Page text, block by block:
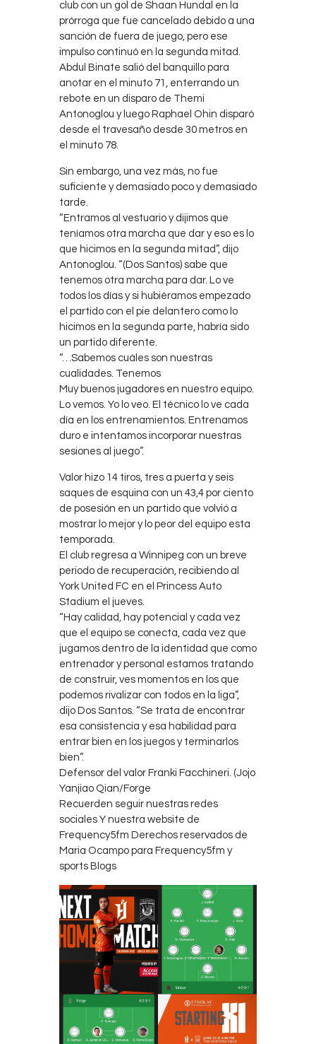
club con un gol de Shaan Hundal en la
prórroga que fue cancelado debido a una
sanción de fuera de juego, pero ese
impulso continuó en la segunda mitad.
Abdul Binate salió del banquillo para
anotar en el minuto 71, enterrando un
rebote en un disparo de Themi
Antonoglou y luego Raphael Ohin disparó
desde el travesaño desde 30 metros en
el minuto 78.
Sin embargo, una vez más, no fue
suficiente y demasiado poco y demasiado
tarde.
“Entramos al vestuario y dijimos que
teníamos otra marcha que dar y eso es lo
que hicimos en la segunda mitad”, dijo
Antonoglou. “(Dos Santos) sabe que
tenemos otra marcha para dar. Lo ve
todos los días y si hubiéramos empezado
el partido con el pie delantero como lo
hicimos en la segunda parte, habría sido
un partido diferente.
“…Sabemos cuáles son nuestras
cualidades. Tenemos
Muy buenos jugadores en nuestro equipo.
Lo vemos. Yo lo veo. El técnico lo ve cada
día en los entrenamientos. Entrenamos
duro e intentamos incorporar nuestras
sesiones al juego”.
Valor hizo 14 tiros, tres a puerta y seis
saques de esquina con un 43,4 por ciento
de posesión en un partido que volvió a
mostrar lo mejor y lo peor del equipo esta
temporada.
El club regresa a Winnipeg con un breve
periodo de recuperación, recibiendo al
York United FC en el Princess Auto
Stadium el jueves.
“Hay calidad, hay potencial y cada vez
que el equipo se conecta, cada vez que
jugamos dentro de la identidad que como
entrenador y personal estamos tratando
de construir, ves momentos en los que
podemos rivalizar con todos en la liga”,
dijo Dos Santos. “Se trata de encontrar
esa consistencia y esa habilidad para
entrar bien en los juegos y terminarlos
bien”.
Defensor del valor Franki Facchineri. (Jojo
Yanjiao Qian/Forge
Recuerden seguir nuestras redes
sociales Y nuestra website de
Frequency5fm Derechos reservados de
Maria Ocampo para Frequency5fm y
sports Blogs